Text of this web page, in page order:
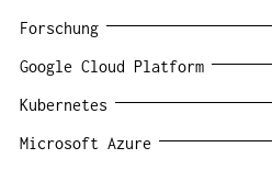
Forschung
Google Cloud Platform
Kubernetes
Microsoft Azure